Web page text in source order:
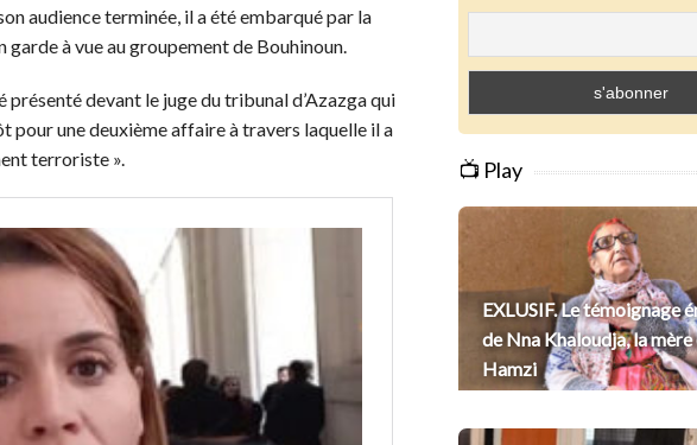
audience terminée, il a été embarqué par la
garde à vue au groupement de Bouhinoun.
présenté devant le juge du tribunal d’Azazga qui
pour une deuxième affaire à travers laquelle il a
terroriste ».
📺 Play
EXLUSIF. Le témoignage
de Nna Khaloudja, la mère
Hamzi